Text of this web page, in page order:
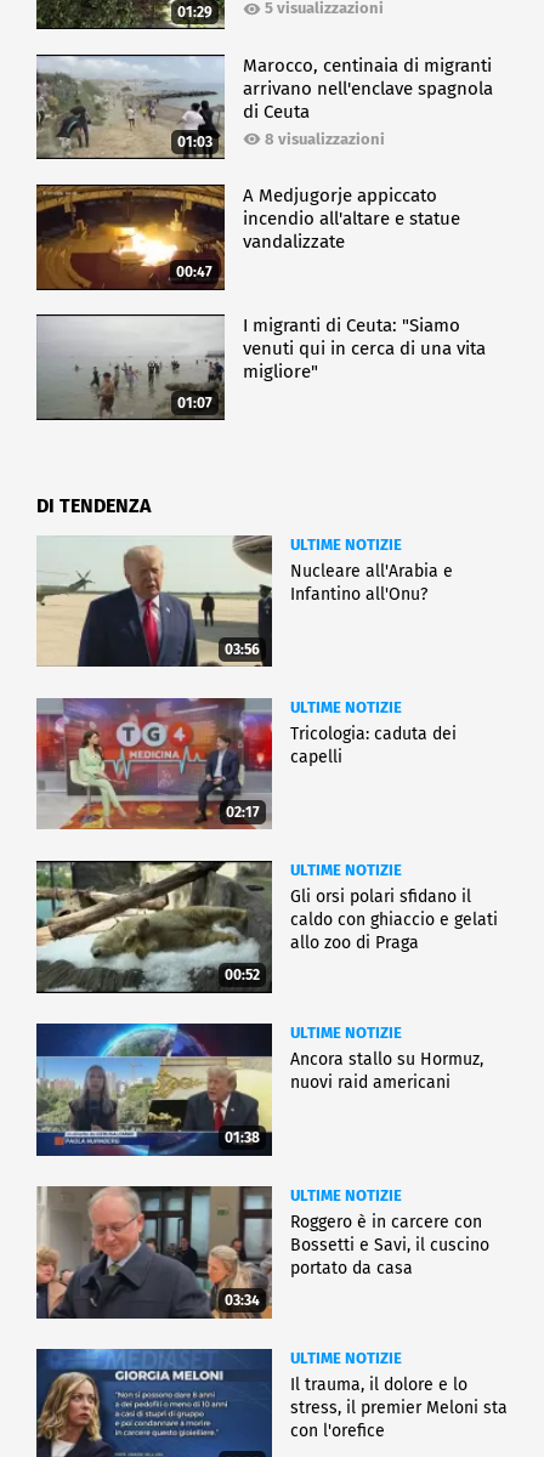
01:29 5 visualizzazioni
01:03
Marocco, centinaia di migranti
arrivano nell'enclave spagnola
di Ceuta
8 visualizzazioni
00:47
A Medjugorje appiccato
incendio all'altare e statue
vandalizzate
01:07
I migranti di Ceuta: "Siamo
venuti qui in cerca di una vita
migliore"
DI TENDENZA
03:56
ULTIME NOTIZIE
Nucleare all'Arabia e
Infantino all'Onu?
02:17
ULTIME NOTIZIE
Tricologia: caduta dei
capelli
00:52
ULTIME NOTIZIE
Gli orsi polari sfidano il
caldo con ghiaccio e gelati
allo zoo di Praga
01:38
ULTIME NOTIZIE
Ancora stallo su Hormuz,
nuovi raid americani
03:34
ULTIME NOTIZIE
Roggero è in carcere con
Bossetti e Savi, il cuscino
portato da casa
ULTIME NOTIZIE
Il trauma, il dolore e lo
stress, il premier Meloni sta
con l'orefice